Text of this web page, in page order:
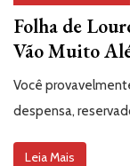
Folha de
Vão Muito
Você
despensa,
Leia Mais